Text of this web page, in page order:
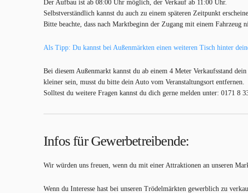
Der Aufbau ist ab 08:00 Uhr möglich, der Verkauf ab 11:00 Uhr.
Selbstverständlich kannst du auch zu einem späteren Zeitpunkt
Bitte beachte, dass nach Marktbeginn der Zugang mit einem Fahrzeug
Als Tipp: Du kannst bei Außenmärkten einen weiteren Tisch hinter
Bei diesem Außenmarkt kannst du ab einem 4 Meter Verkaufsstand
kleiner sein, musst du bitte dein Auto vom Veranstaltungsort entfernen.
Solltest du weitere Fragen kannst du dich gerne melden unter: 0171 8
Infos für Gewerbetreibende:
Wir würden uns freuen, wenn du mit einer Attraktionen an unseren
Wenn du Interesse hast bei unseren Trödelmärkten gewerblich zu